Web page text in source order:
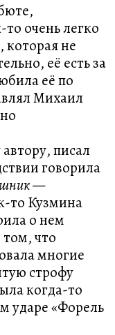
то очень легко
которая не
её есть за
её по
Михаил
писал
говорила
—
то Кузмина
о нем
что
многие
строфу
когда-то
ударе «Форель